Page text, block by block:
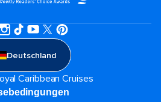
Deutschland
Caribbean Cruises